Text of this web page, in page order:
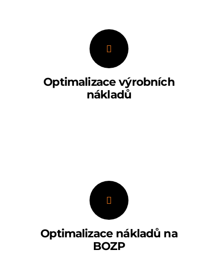
Optimalizace výrobních
nákladů
Optimalizace nákladů na
BOZP